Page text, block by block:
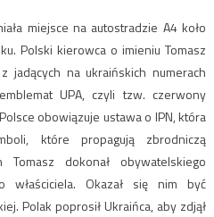
miejsce na autostradzie A4 koło
Polski kierowca o imieniu Tomasz
jadących na ukraińskich numerach
UPA, czyli tzw. czerwony
obowiązuje ustawa o IPN, która
które propagują zbrodniczą
Tomasz dokonał obywatelskiego
właściciela. Okazał się nim być
Polak poprosił Ukraińca, aby zdjął